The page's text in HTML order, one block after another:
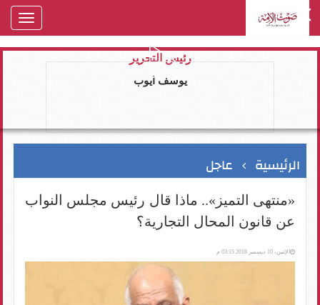
رئيس التحرير
يوسف ايوب
الرئيسية عاجل
«منتهى التميز».. ماذا قال رئيس مجلس النواب
عن قانون المحال التجارية؟
الإثنين، 10 ديسمبر 2018 03:15 م